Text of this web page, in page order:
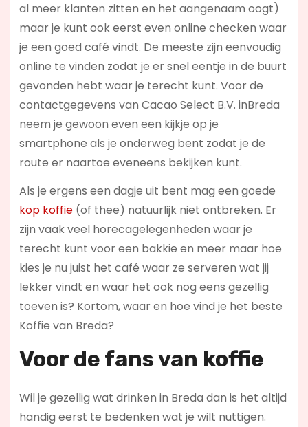
al meer klanten zitten en het aangenaam oogt)
maar je kunt ook eerst even online checken waar
je een goed café vindt. De meeste zijn eenvoudig
online te vinden zodat je er snel eentje in de buurt
gevonden hebt waar je terecht kunt. Voor de
contactgegevens van Cacao Select B.V. inBreda
neem je gewoon even een kijkje op je
smartphone als je onderweg bent zodat je de
route er naartoe eveneens bekijken kunt.
Als je ergens een dagje uit bent mag een goede
kop koffie(of thee) natuurlijk niet ontbreken. Er
zijn vaak veel horecagelegenheden waar je
terecht kunt voor een bakkie en meer maar hoe
kies je nu juist het café waar ze serveren wat jij
lekker vindt en waar het ook nog eens gezellig
toeven is? Kortom, waar en hoe vind je het beste
Koffie van Breda?
Voor de fans van koffie
Wil je gezellig wat drinken in Breda dan is het altijd
handig eerst te bedenken wat je wilt nuttigen.